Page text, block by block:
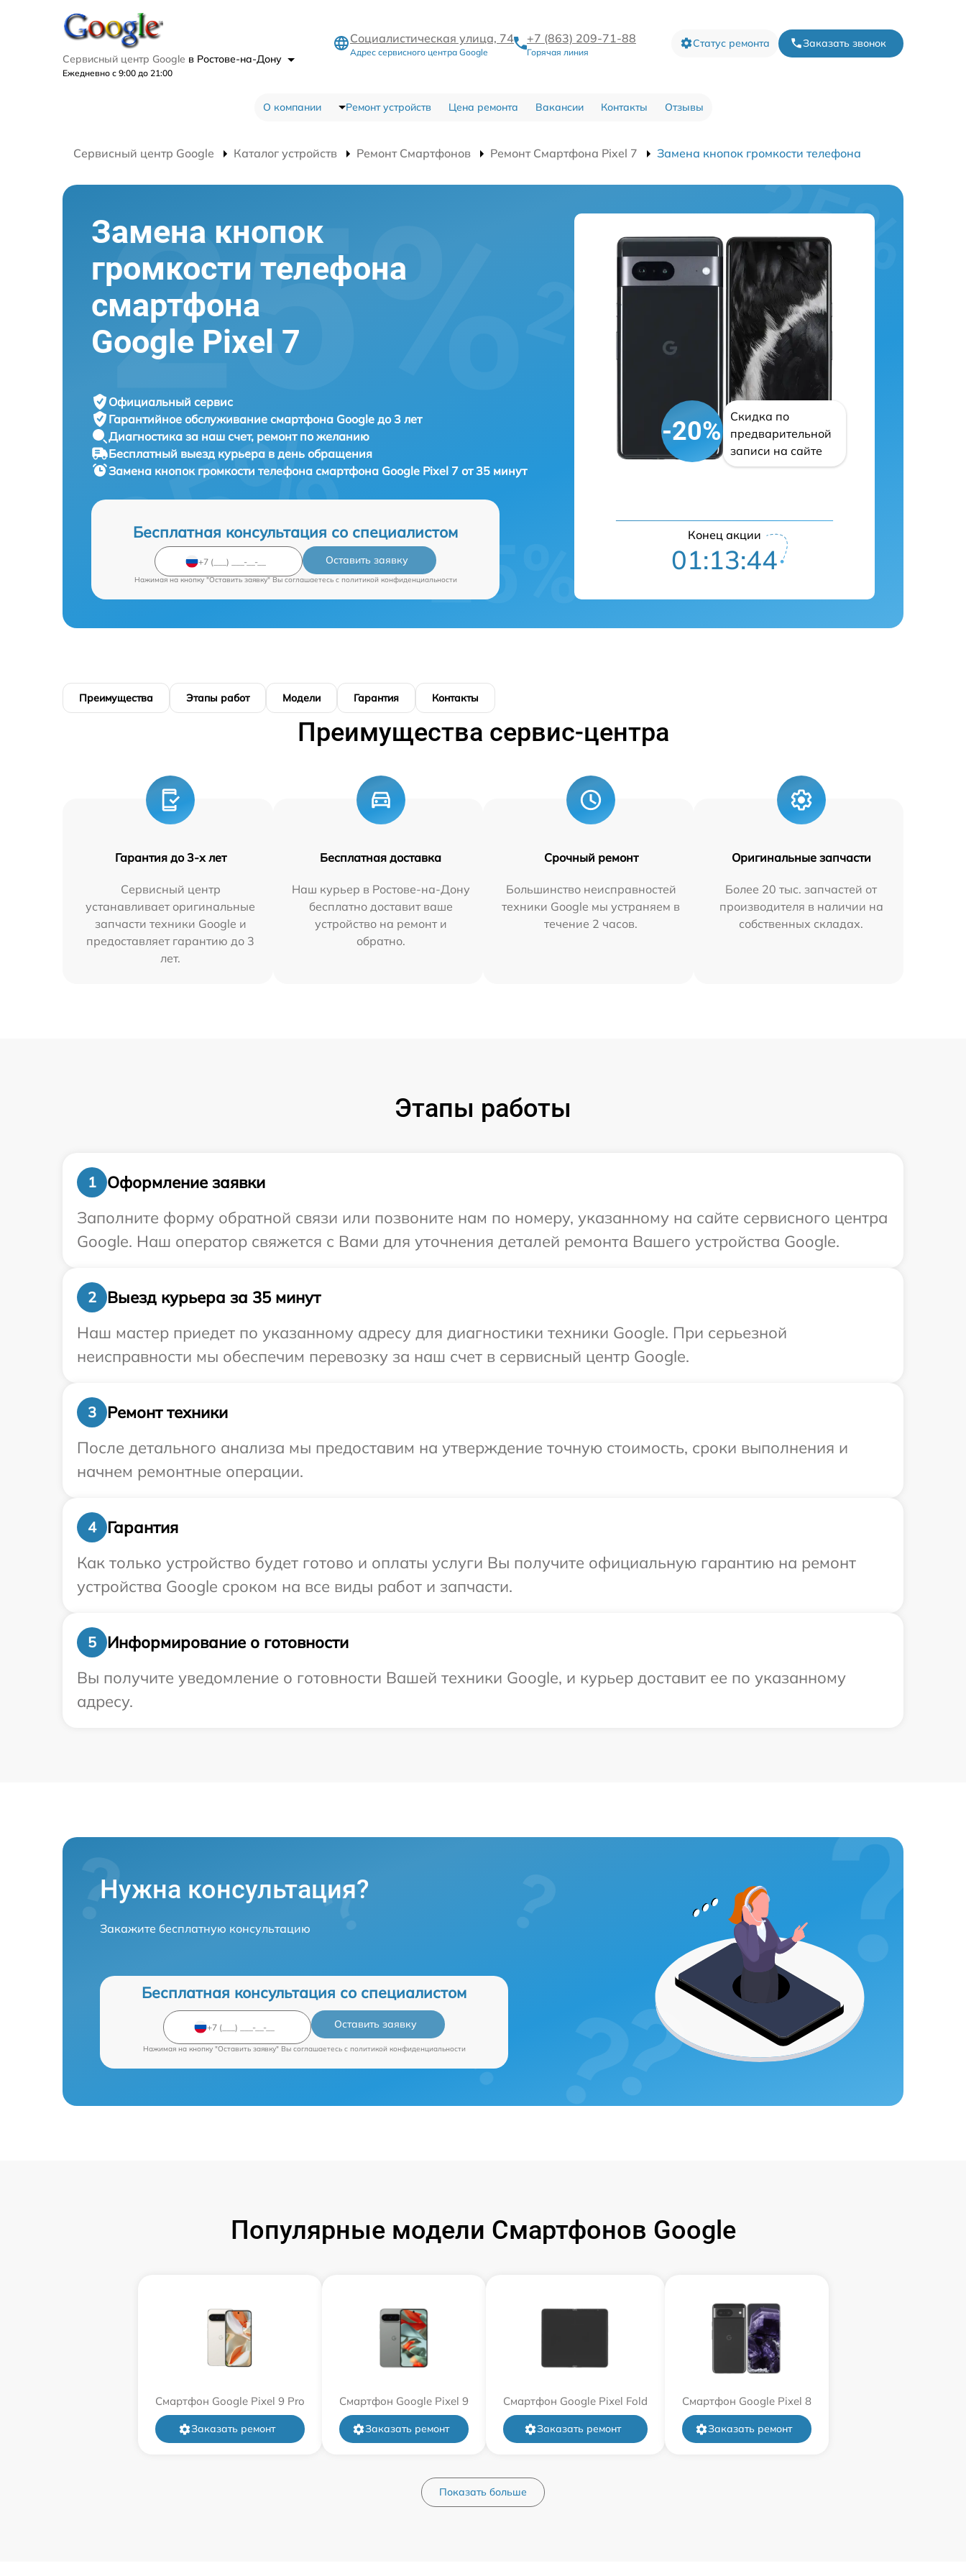
Сервисный центр Google в Ростове-на-Дону
Ежедневно с 9:00 до 21:00
Социалистическая улица, 74
Адрес сервисного центра Google
+7 (863) 209-71-88
Горячая линия
Статус ремонта Заказать звонок
О компании Ремонт устройств Цена ремонта Вакансии Контакты Отзывы
Сервисный центр Google Каталог устройств Ремонт Смартфонов Ремонт Смартфона Pixel 7 Замена кнопок громкости телефона
Замена кнопок
громкости телефона
смартфона
Google Pixel 7
Официальный сервис
Гарантийное обслуживание смартфона Google до 3 лет
Диагностика за наш счет, ремонт по желанию
Бесплатный выезд курьера в день обращения
Замена кнопок громкости телефона смартфона Google Pixel 7 от 35 минут
Бесплатная консультация со специалистом
Оставить заявку
Нажимая на кнопку "Оставить заявку" Вы соглашаетесь c политикой конфиденциальности
-20%
Скидка по
предварительной
записи на сайте
Конец акции
01:13:43
Преимущества Этапы работ Модели Гарантия Контакты
Преимущества сервис-центра
Гарантия до 3-х лет
Сервисный центр
устанавливает оригинальные
запчасти техники Google и
предоставляет гарантию до 3
лет.
Бесплатная доставка
Наш курьер в Ростове-на-Дону
бесплатно доставит ваше
устройство на ремонт и
обратно.
Срочный ремонт
Большинство неисправностей
техники Google мы устраняем в
течение 2 часов.
Оригинальные запчасти
Более 20 тыс. запчастей от
производителя в наличии на
собственных складах.
Этапы работы
1
Оформление заявки
Заполните форму обратной связи или позвоните нам по номеру, указанному на сайте сервисного центра
Google. Наш оператор свяжется с Вами для уточнения деталей ремонта Вашего устройства Google.
2
Выезд курьера за 35 минут
Наш мастер приедет по указанному адресу для диагностики техники Google. При серьезной
неисправности мы обеспечим перевозку за наш счет в сервисный центр Google.
3
Ремонт техники
После детального анализа мы предоставим на утверждение точную стоимость, сроки выполнения и
начнем ремонтные операции.
4
Гарантия
Как только устройство будет готово и оплаты услуги Вы получите официальную гарантию на ремонт
устройства Google сроком на все виды работ и запчасти.
5
Информирование о готовности
Вы получите уведомление о готовности Вашей техники Google, и курьер доставит ее по указанному
адресу.
Нужна консультация?
Закажите бесплатную консультацию
Бесплатная консультация со специалистом
Оставить заявку
Нажимая на кнопку "Оставить заявку" Вы соглашаетесь c политикой конфиденциальности
Популярные модели Смартфонов Google
Смартфон Google Pixel 9 Pro
Заказать ремонт
Смартфон Google Pixel 9
Заказать ремонт
Смартфон Google Pixel Fold
Заказать ремонт
Смартфон Google Pixel 8
Заказать ремонт
Показать больше